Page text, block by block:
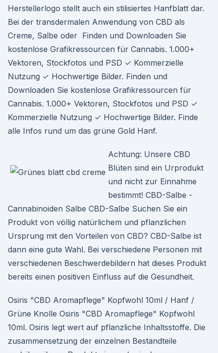
Herstellerlogo stellt auch ein stilisiertes Hanfblatt dar.
Bei der transdermalen Anwendung von CBD als
Creme, Salbe oder Finden und Downloaden Sie
kostenlose Grafikressourcen für Cannabis. 1.000+
Vektoren, Stockfotos und PSD ✓ Kommerzielle
Nutzung ✓ Hochwertige Bilder. Finden und
Downloaden Sie kostenlose Grafikressourcen für
Cannabis. 1.000+ Vektoren, Stockfotos und PSD ✓
Kommerzielle Nutzung ✓ Hochwertige Bilder. Finde
alle Infos rund um das grüne Gold Hanf.
Achtung: Unsere CBD
Blüten sind ein Urprodukt
und nicht zur Einnahme
bestimmt! CBD-Salbe -
Cannabinoiden Salbe CBD-Salbe Suchen Sie ein
Produkt von völlig natürlichem und pflanzlichen
Ursprung mit den Vorteilen von CBD? CBD-Salbe ist
dann eine gute Wahl. Bei verschiedene Personen mit
verschiedenen Beschwerdebildern hat dieses Produkt
bereits einen positiven Einfluss auf die Gesundheit.
Osiris "CBD Aromapflege" Kopfwohl 10ml / Hanf /
Grüne Knolle Osiris "CBD Aromapflege" Kopfwohl
10ml. Osiris legt wert auf pflanzliche Inhaltsstoffe. Die
zusammensetzung der einzelnen Bestandteile